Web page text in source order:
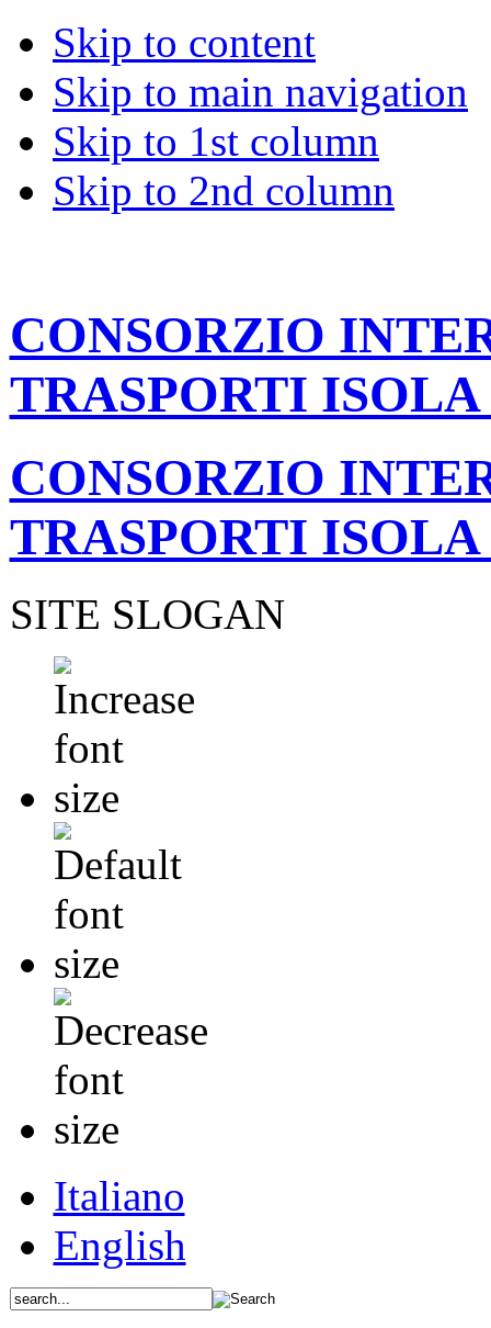
Skip to content
Skip to main navigation
Skip to 1st column
Skip to 2nd column
CONSORZIO
TRASPORTI
CONSORZIO
TRASPORTI
SITE SLOGAN
Italiano
English